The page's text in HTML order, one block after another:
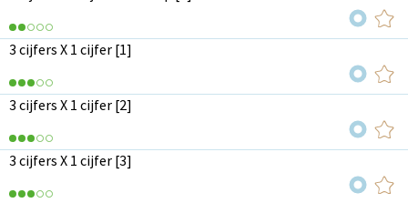
3 cijfers X 1 cijfer [1]
3 cijfers X 1 cijfer [2]
3 cijfers X 1 cijfer [3]